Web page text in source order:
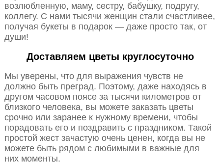
возлюбленную, маму, сестру, бабушку, подругу,
коллегу. С нами тысячи женщин стали счастливее,
получая букеты в подарок — даже просто так, от
души!
Доставляем цветы круглосуточно
Мы уверены, что для выражения чувств не
должно быть преград. Поэтому, даже находясь в
другом часовом поясе за тысячи километров от
близкого человека, вы можете заказать цветы
срочно или заранее к нужному времени, чтобы
порадовать его и поздравить с праздником. Такой
простой жест зачастую очень ценен, когда вы не
можете быть рядом с любимыми в важные для
них моменты.